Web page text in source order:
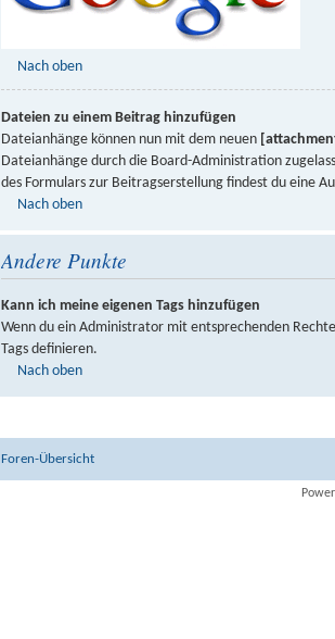
Nach oben
Dateien zu einem Beitrag hinzufügen
Dateianhänge können nun mit dem neuen
Dateianhänge durch die Board-Administration
des Formulars zur Beitragserstellung findest du eine
Nach oben
Andere Punkte
Kann ich meine eigenen Tags hinzufügen
Wenn du ein Administrator mit entsprechenden
Tags definieren.
Nach oben
Foren-Übersicht